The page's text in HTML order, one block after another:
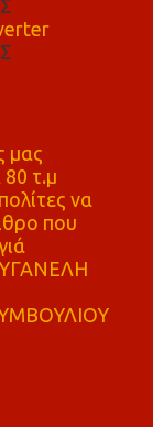
μας
80 τ.μ
να
που